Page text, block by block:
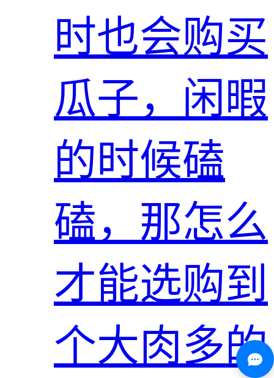
时也会购买
瓜子，闲暇
的时候磕
磕，那怎么
才能选购到
个大肉多的